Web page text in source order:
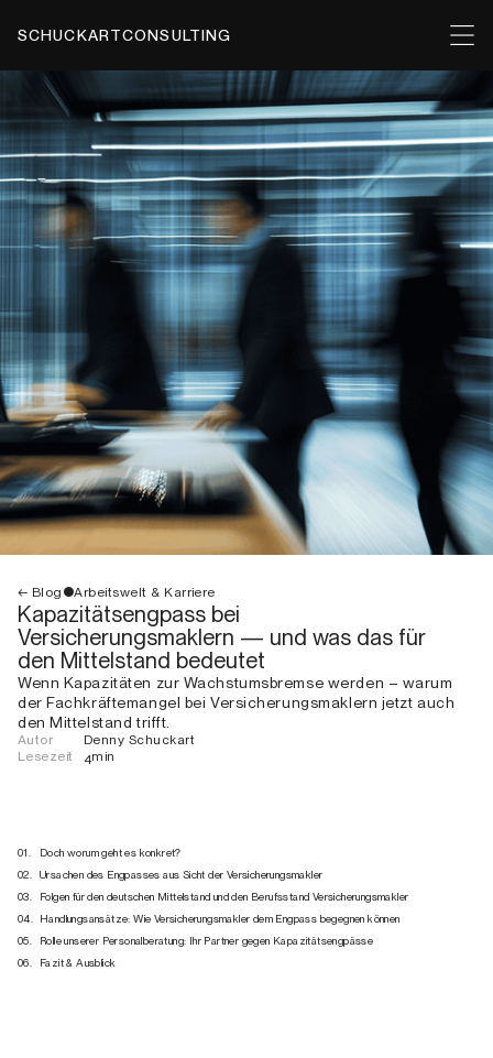
SCHUCKARTCONSULTING
← Blog ●Arbeitswelt & Karriere
Kapazitätsengpass bei
Versicherungsmaklern — und was das für
den Mittelstand bedeutet
Wenn Kapazitäten zur Wachstumsbremse werden – warum
der Fachkräftemangel bei Versicherungsmaklern jetzt auch
den Mittelstand trifft.
Autor
Denny Schuckart
Lesezeit
4min
01.
Doch worum geht es konkret?
02. Ursachen des Engpasses aus Sicht der Versicherungsmakler
03.
Folgen für den deutschen Mittelstand und den Berufsstand Versicherungsmakler
04. Handlungsansätze: Wie Versicherungsmakler dem Engpass begegnen können
05.
Rolle unserer Personalberatung: Ihr Partner gegen Kapazitätsengpässe
06.
Fazit & Ausblick